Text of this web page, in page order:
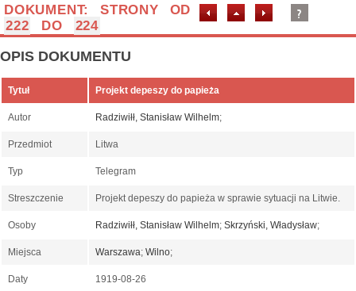
DOKUMENT: STRONY OD
222
DO 224
OPIS DOKUMENTU
Tytuł Projekt depeszy do papieża
Autor Radziwiłł, Stanisław Wilhelm;
Przedmiot Litwa
Typ Telegram
Streszczenie Projekt depeszy do papieża w sprawie sytuacji na Litwie.
Osoby Radziwiłł, Stanisław Wilhelm; Skrzyński, Władysław;
Miejsca Warszawa; Wilno;
Daty 1919-08-26